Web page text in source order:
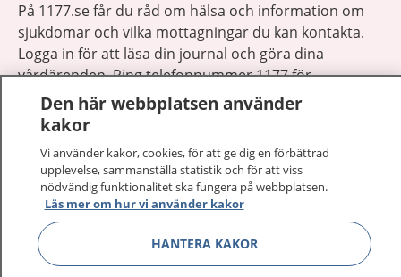
På 1177.se får du råd om hälsa och information om
sjukdomar och vilka mottagningar du kan kontakta.
Logga in för att läsa din journal och göra dina
vårdärenden. Ring telefonnummer 1177 för
sjukvårdsrådgivning dygnet runt.
1177 ger dig råd när du vill må bättre.
1177 på flera språk Visa
Den här webbplatsen använder
kakor
Vi använder kakor, cookies, för att ge dig en förbättrad
upplevelse, sammanställa statistik och för att viss
nödvändig funktionalitet ska fungera på webbplatsen.
Läs mer om hur vi använder kakor
HANTERA KAKOR